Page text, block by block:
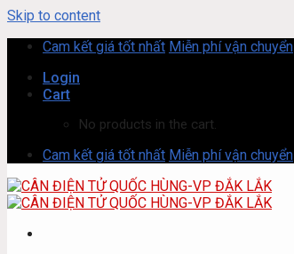
Skip to content
Cam kết giá tốt nhất Miễn phí vận chuyển
Login
Cart
No products in the cart.
Cam kết giá tốt nhất Miễn phí vận chuyển